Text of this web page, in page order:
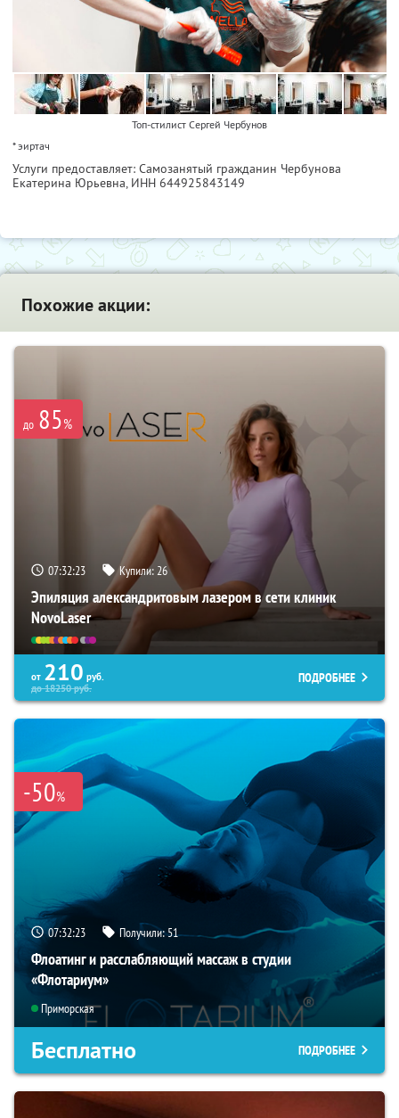
Топ-стилист Сергей Чербунов
* эиртач
Услуги предоставляет: Самозанятый гражданин Чербунова
Екатерина Юрьевна, ИНН 644925843149
Похожие акции:
до 85%
07:32:22 Купили:26
Эпиляция александритовым лазером в сети клиник
NovoLaser
от 210 руб.
до18250руб.
ПОДРОБНЕЕ
-50%
07:32:22 Получили:51
Флоатинг и расслабляющий массаж в студии
«Флотариум»
Приморская
Бесплатно ПОДРОБНЕЕ